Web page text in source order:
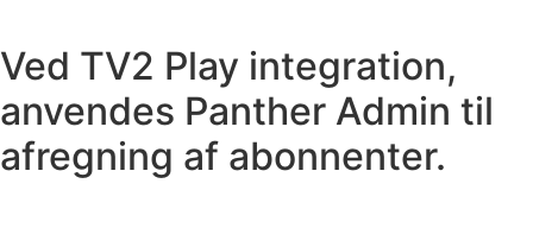
Ved TV2 Play integration,
anvendes Panther Admin til
afregning af abonnenter.